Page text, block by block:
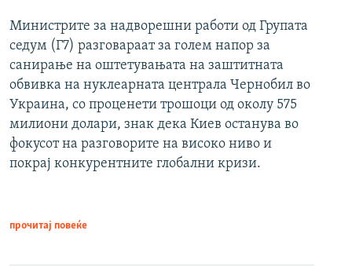
Министрите за надворешни работи од Групата
седум (Г7) разговараат за голем напор за
санирање на оштетувањата на заштитната
обвивка на нуклеарната централа Чернобил во
Украина, со проценети трошоци од околу 575
милиони долари, знак дека Киев останува во
фокусот на разговорите на високо ниво и
покрај конкурентните глобални кризи.
прочитај повеќе